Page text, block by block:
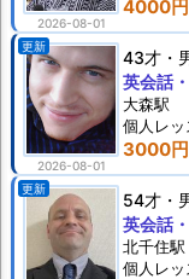
2026-08-01
4000円
更新
2026-08-01
43才
3000円
英会話
大森駅
個人 レ
更新
54才
英会話
北千住駅
個人 レ